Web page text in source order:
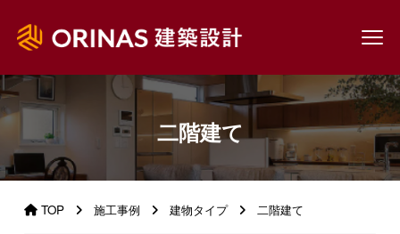
二階建て
TOP 施工事例 建物タイプ 二階建て